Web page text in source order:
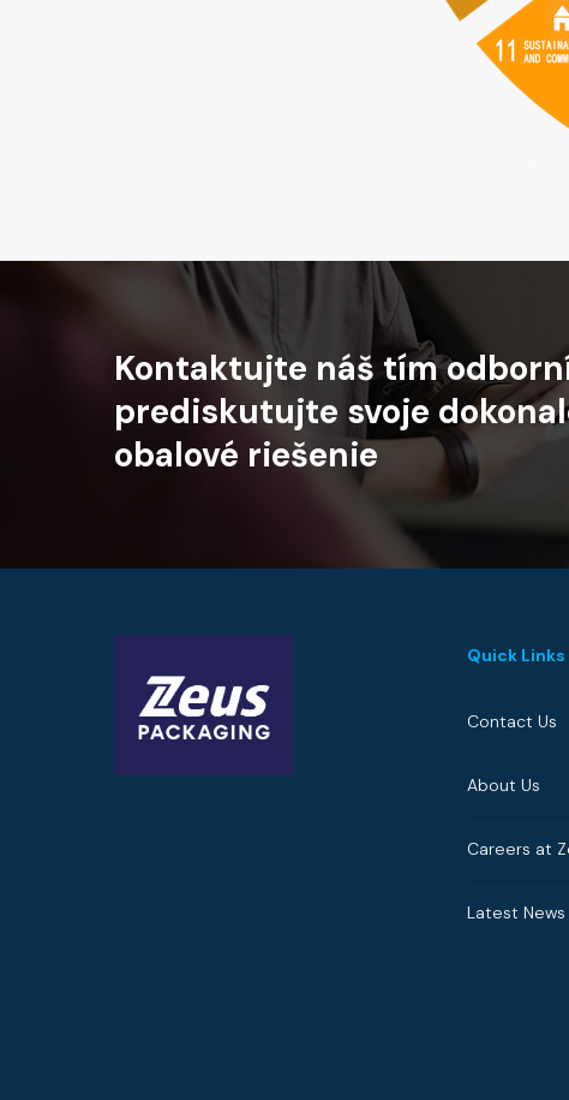
Kontaktujte náš tím
prediskutujte svoje
obalové riešenie
Quick Links
Contact Us
About Us
Careers at
Latest News